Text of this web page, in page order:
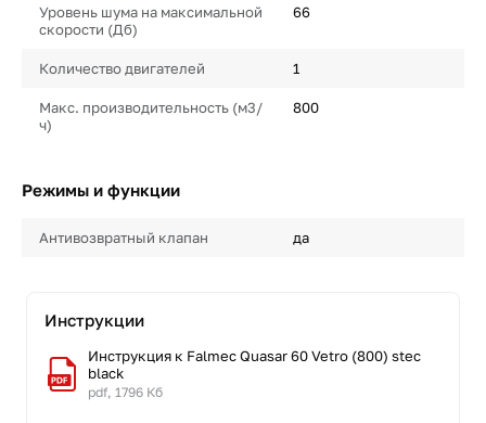
Уровень шума на максимальной
скорости (Дб)
66
Количество двигателей 1
Макс. производительность (м3/
ч)
800
Режимы и функции
Антивозвратный клапан да
Инструкции
Инструкция к Falmec Quasar 60 Vetro (800) stec
black
pdf, 1796 Кб